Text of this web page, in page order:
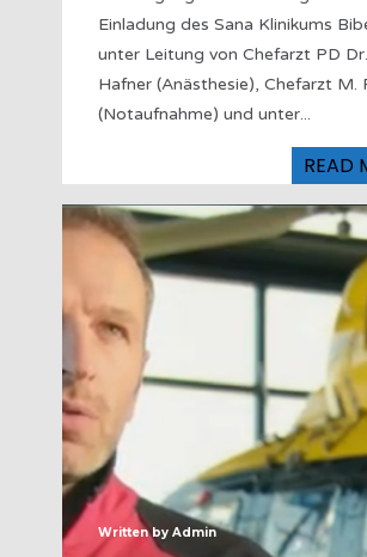
Einladung des Sana Klinikums
unter Leitung von Chefarzt PD
Hafner (Anästhesie), Chefarzt M.
(Notaufnahme) und unter...
READ
Written by Admin